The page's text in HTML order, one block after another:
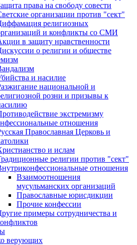
права на свободу совести
организации против "сект"
религиозных
и конфликты со СМИ
в защиту нравственности
о религии и обществе
и насилие
национальной и
розни и призывы к
экстремизму
отношения
Православная Церковь и
и ислам
религии против "сект"
отношения
Взаимоотношения
мусульманских организаций
Православные юрисдикции
Прочие конфессии
примеры сотрудничества и
верующих